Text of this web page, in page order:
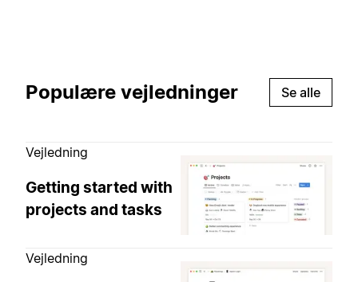
Populære vejledninger Se alle
Vejledning
Getting started with
projects and tasks
Vejledning